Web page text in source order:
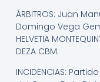
ÁRBITROS: Juan
Domingo Vega
HELVETIA
DEZA CBM.
INCIDENCIAS: